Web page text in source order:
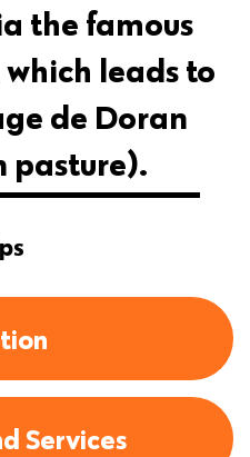
the famous
leads to
de Doran
pasture).
Services